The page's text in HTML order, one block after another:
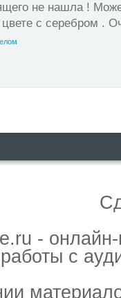
не нашла !
с серебром .
-
с